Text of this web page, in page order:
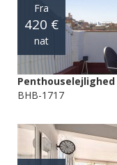
Fra
420 €
nat
BHB-1717